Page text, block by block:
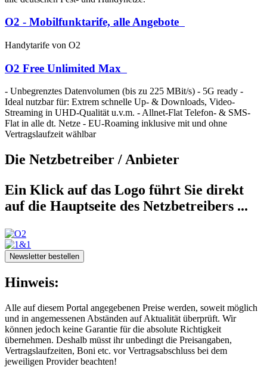
O2 - Mobilfunktarife, alle Angebote
Handytarife von O2
O2 Free Unlimited Max
- Unbegrenztes Datenvolumen (bis zu 225 MBit/s) - 5G ready -
Ideal nutzbar für: Extrem schnelle Up- & Downloads, Video-
Streaming in UHD-Qualität u.v.m. - Allnet-Flat Telefon- & SMS-
Flat in alle dt. Netze - EU-Roaming inklusive mit und ohne
Vertragslaufzeit wählbar
Die Netzbetreiber / Anbieter
Ein Klick auf das Logo führt Sie direkt
auf die Hauptseite des Netzbetreibers ...
Newsletter bestellen
Hinweis:
Alle auf diesem Portal angegebenen Preise werden, soweit möglich
und in angemessenen Abständen auf Aktualität überprüft. Wir
können jedoch keine Garantie für die absolute Richtigkeit
übernehmen. Deshalb müsst ihr unbedingt die Preisangaben,
Vertragslaufzeiten, Boni etc. vor Vertragsabschluss bei dem
jeweiligen Provider beachten!